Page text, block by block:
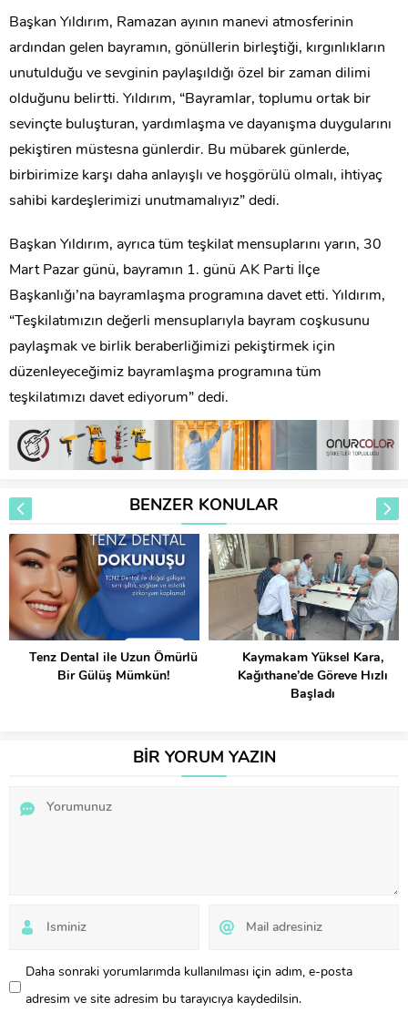
Başkan Yıldırım, Ramazan ayının manevi atmosferinin
ardından gelen bayramın, gönüllerin birleştiği, kırgınlıkların
unutulduğu ve sevginin paylaşıldığı özel bir zaman dilimi
olduğunu belirtti. Yıldırım, “Bayramlar, toplumu ortak bir
sevinçte buluşturan, yardımlaşma ve dayanışma duygularını
pekiştiren müstesna günlerdir. Bu mübarek günlerde,
birbirimize karşı daha anlayışlı ve hoşgörülü olmalı, ihtiyaç
sahibi kardeşlerimizi unutmamalıyız” dedi.
Başkan Yıldırım, ayrıca tüm teşkilat mensuplarını yarın, 30
Mart Pazar günü, bayramın 1. günü AK Parti İlçe
Başkanlığı’na bayramlaşma programına davet etti. Yıldırım,
“Teşkilatımızın değerli mensuplarıyla bayram coşkusunu
paylaşmak ve birlik beraberliğimizi pekiştirmek için
düzenleyeceğimiz bayramlaşma programına tüm
teşkilatımızı davet ediyorum” dedi.
BENZER KONULAR
Tenz Dental ile Uzun Ömürlü
Bir Gülüş Mümkün!
Kaymakam Yüksel Kara,
Kağıthane’de Göreve Hızlı
Başladı
BİR YORUM YAZIN
Daha sonraki yorumlarımda kullanılması için adım, e-posta
adresim ve site adresim bu tarayıcıya kaydedilsin.